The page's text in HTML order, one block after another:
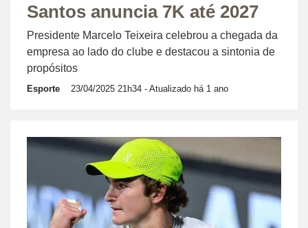
Santos anuncia 7K até 2027
Presidente Marcelo Teixeira celebrou a chegada da
empresa ao lado do clube e destacou a sintonia de
propósitos
Esporte 23/04/2025 21h34 - Atualizado há 1 ano